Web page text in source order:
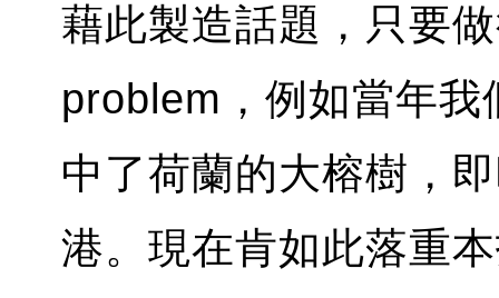
藉此製造話題，只要
problem，例如當年我
中了荷蘭的大榕樹，
港。現在肯如此落重